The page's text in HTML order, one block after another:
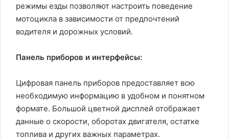
режимы езды позволяют настроить поведение
мотоцикла в зависимости от предпочтений
водителя и дорожных условий.
Панель приборов и интерфейсы:
Цифровая панель приборов предоставляет всю
необходимую информацию в удобном и понятном
формате. Большой цветной дисплей отображает
данные о скорости, оборотах двигателя, остатке
топлива и других важных параметрах.